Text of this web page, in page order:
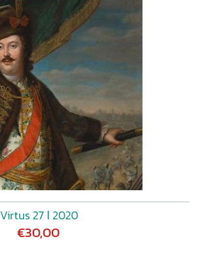
Virtus 27 ǀ 2020
€30,00